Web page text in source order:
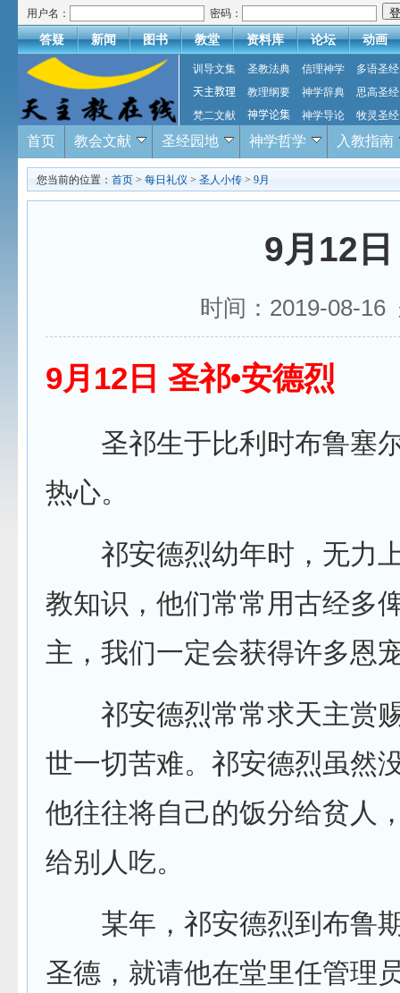
用户名： 密码：
答疑 新闻 图书 教堂 资料库 论坛 动画
训导文集 圣教法典 信理神学
多语圣经
天主教理
教理纲要 神学辞典
思高圣经
梵二文献
神学论集 神学导论 牧灵圣经
首页 教会文献 圣经园地 神学哲学 入教指南
您当前的位置： 首页 > 每日礼仪 > 圣人小传 > 9月
9月12
时间：2019-08-
9月12日 圣祁•安德烈
圣祁生于比利时布鲁塞尔
热心。
祁安德烈幼年时，无力上
教知识，他们常常用古经多
主，我们一定会获得许多恩
祁安德烈常常求天主赏赐
世一切苦难。祁安德烈虽然
他往往将自己的饭分给贫人
给别人吃。
某年，祁安德烈到布鲁期
圣德，就请他在堂里任管理